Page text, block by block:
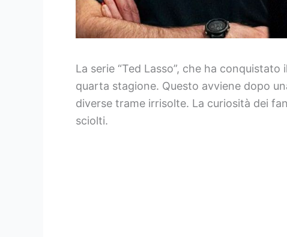
La serie “Ted Lasso”, che ha
quarta stagione. Questo avviene dopo
diverse trame irrisolte. La curiosità dei
sciolti.